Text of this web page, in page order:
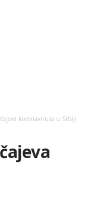
koronavirusa u Srbiji